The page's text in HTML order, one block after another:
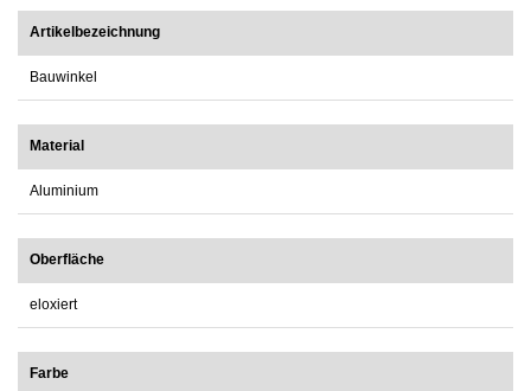
Artikelbezeichnung
Bauwinkel
Material
Aluminium
Oberfläche
eloxiert
Farbe